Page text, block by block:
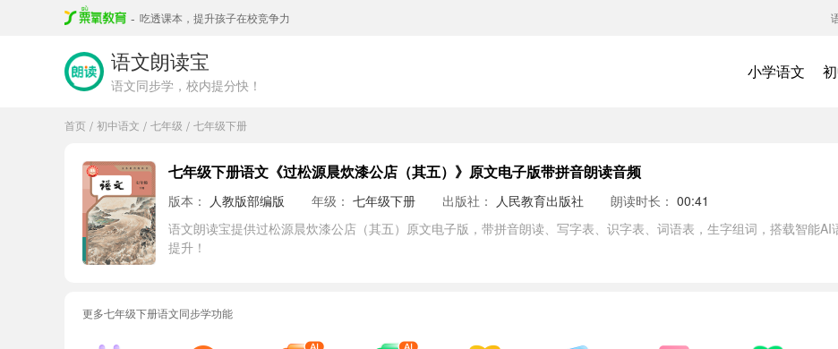
- 吃透课本，提升孩子在校竞争力
语文朗读宝
语文同步学，校内提分快！
小学语文
首页 / 初中语文 / 七年级 / 七年级下册
七年级下册语文《过松源晨炊漆公店（其五）》原文电子版带拼音朗读音频
版本： 人教版部编版 年级： 七年级下册 出版社： 人民教育出版社 朗读时长： 00:41
语文朗读宝提供过松源晨炊漆公店（其五）原文电子版，带拼音朗读、写字表、识字表、词语表，生字组词，搭载智能
提升！
更多七年级下册语文同步学功能